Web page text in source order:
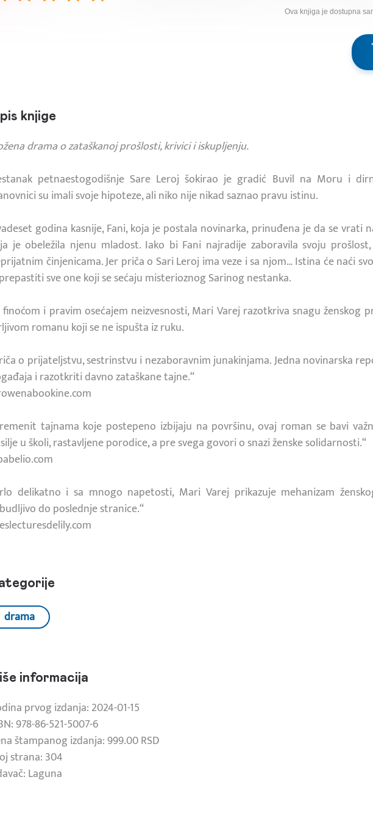
Ova knjiga je dostupna
knjige
drama o zataškanoj prošlosti, krivici i iskupljenju.
petnaestogodišnje Sare Leroj šokirao je gradić Buvil na Moru i
su imali svoje hipoteze, ali niko nije nikad saznao pravu istinu.
godina kasnije, Fani, koja je postala novinarka, prinuđena je da se vrati
je obeležila njenu mladost. Iako bi Fani najradije zaboravila svoju
činjenicama. Jer priča o Sari Leroj ima veze i sa njom… Istina će naći
sve one koji se sećaju misterioznog Sarinog nestanka.
finoćom i pravim osećajem neizvesnosti, Mari Varej razotkriva snagu ženskog
romanu koji se ne ispušta iz ruku.
o prijateljstvu, sestrinstvu i nezaboravnim junakinjama. Jedna novinarska
i razotkriti davno zataškane tajne.“
tajnama koje postepeno izbijaju na površinu, ovaj roman se bavi
u školi, rastavljene porodice, a pre svega govori o snazi ženske solidarnosti.“
delikatno i sa mnogo napetosti, Mari Varej prikazuje mehanizam
do poslednje stranice.“
drama
informacija
prvog izdanja: 2024-01-15
978-86-521-5007-6
štampanog izdanja: 999.00 RSD
strana: 304
Laguna